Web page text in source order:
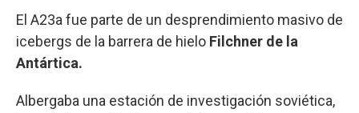
El A23a fue parte de un desprendimiento masivo de
icebergs de la barrera de hielo Filchner de la
Antártica.
Albergaba una estación de investigación soviética,